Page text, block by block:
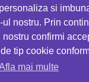
si
ul nostru. Prin
nostru confirmi
tip cookie
mai multe
la orice
EATTRACK